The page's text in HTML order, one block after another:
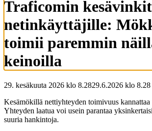
Traficomin kesävinkit
netinkäyttäjille:
toimii paremmin
keinoilla
29. kesäkuuta 2026 klo 8.2829.6.2026 klo 8.28
Kesämökillä nettiyhteyden toimivuus kannattaa
Yhteyden laatua voi usein parantaa
suuria hankintoja.